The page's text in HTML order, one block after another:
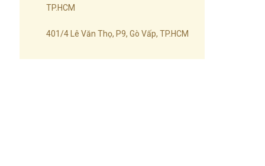
TP.HCM
401/4 Lê Văn Thọ, P9, Gò Vấp, TP.HCM